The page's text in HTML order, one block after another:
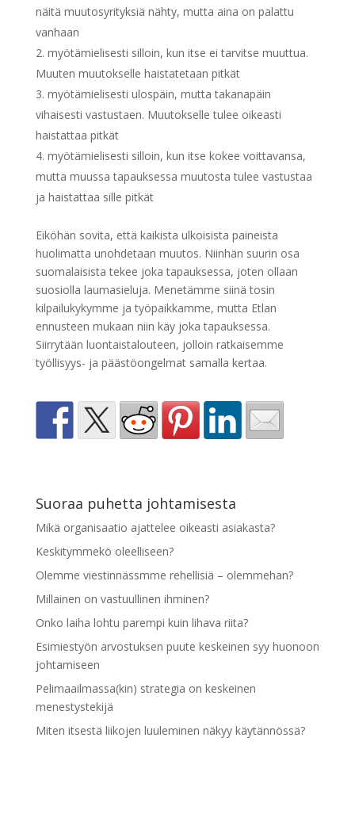
näitä muutosyrityksiä nähty, mutta aina on palattu
vanhaan
myötämielisesti silloin, kun itse ei tarvitse muuttua.
Muuten muutokselle haistatetaan pitkät
myötämielisesti ulospäin, mutta takanapäin
vihaisesti vastustaen. Muutokselle tulee oikeasti
haistattaa pitkät
myötämielisesti silloin, kun itse kokee voittavansa,
mutta muussa tapauksessa muutosta tulee vastustaa
ja haistattaa sille pitkät
Eiköhän sovita, että kaikista ulkoisista paineista
huolimatta unohdetaan muutos. Niinhän suurin osa
suomalaisista tekee joka tapauksessa, joten ollaan
suosiolla laumasieluja. Menetämme siinä tosin
kilpailukykymme ja työpaikkamme, mutta Etlan
ennusteen mukaan niin käy joka tapauksessa.
Siirrytään luontaistalouteen, jolloin ratkaisemme
työllisyys- ja päästöongelmat samalla kertaa.
Suoraa puhetta johtamisesta
Mikä organisaatio ajattelee oikeasti asiakasta?
Keskitymmekö oleelliseen?
Olemme viestinnässmme rehellisiä – olemmehan?
Millainen on vastuullinen ihminen?
Onko laiha lohtu parempi kuin lihava riita?
Esimiestyön arvostuksen puute keskeinen syy huonoon
johtamiseen
Pelimaailmassa(kin) strategia on keskeinen
menestystekijä
Miten itsestä liikojen luuleminen näkyy käytännössä?